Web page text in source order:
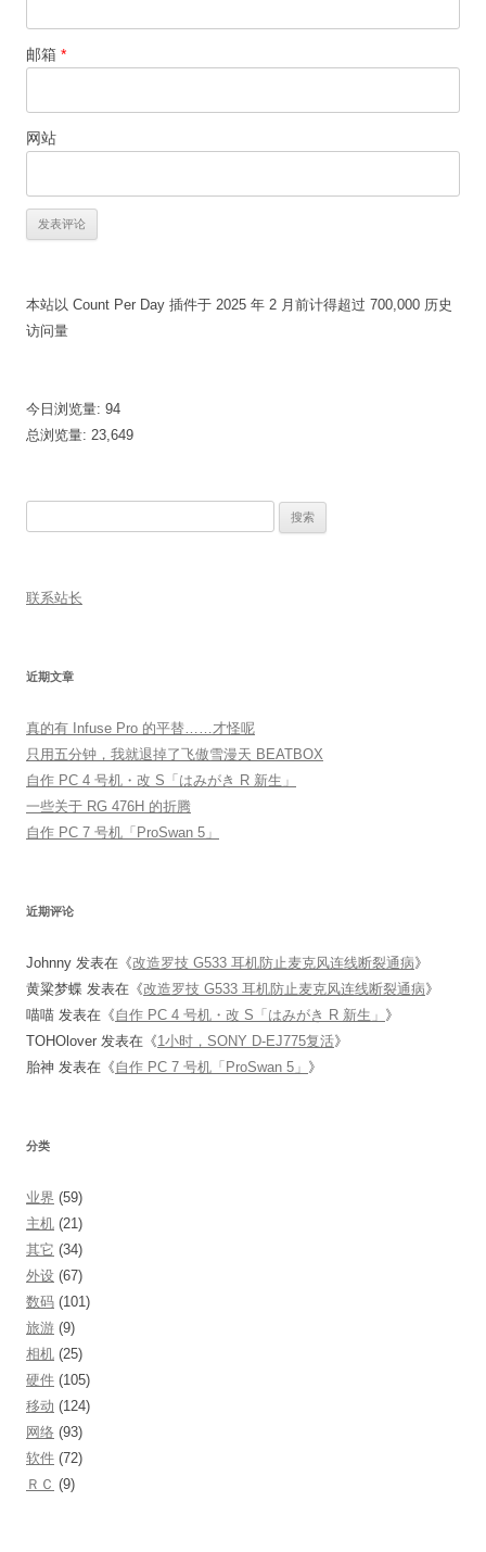
邮箱 *
网站
本站以 Count Per Day 插件于 2025 年 2 月前计得超过 700,000 历史
访问量
今日浏览量: 94
总浏览量: 23,649
联系站长
近期文章
真的有 Infuse Pro 的平替……才怪呢
只用五分钟，我就退掉了飞傲雪漫天 BEATBOX
自作 PC 4 号机・改 S「はみがき R 新生」
一些关于 RG 476H 的折腾
自作 PC 7 号机「ProSwan 5」
近期评论
Johnny 发表在《改造罗技 G533 耳机防止麦克风连线断裂通病》
黄粱梦蝶 发表在《改造罗技 G533 耳机防止麦克风连线断裂通病》
喵喵 发表在《自作 PC 4 号机・改 S「はみがき R 新生」 》
TOHOlover 发表在《1小时，SONY D-EJ775复活》
胎神 发表在《自作 PC 7 号机「ProSwan 5」 》
分类
业界 (59)
主机 (21)
其它 (34)
外设 (67)
数码 (101)
旅游 (9)
相机 (25)
硬件 (105)
移动 (124)
网络 (93)
软件 (72)
ＲＣ (9)